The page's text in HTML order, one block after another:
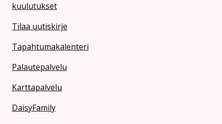
kuulutukset
Tilaa uutiskirje
Tapahtumakalenteri
Palautepalvelu
Karttapalvelu
DaisyFamily